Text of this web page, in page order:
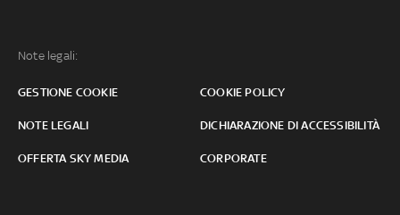
Note legali:
GESTIONE COOKIE COOKIE POLICY
NOTE LEGALI DICHIARAZIONE DI ACCESSIBILITÀ
OFFERTA SKY MEDIA CORPORATE